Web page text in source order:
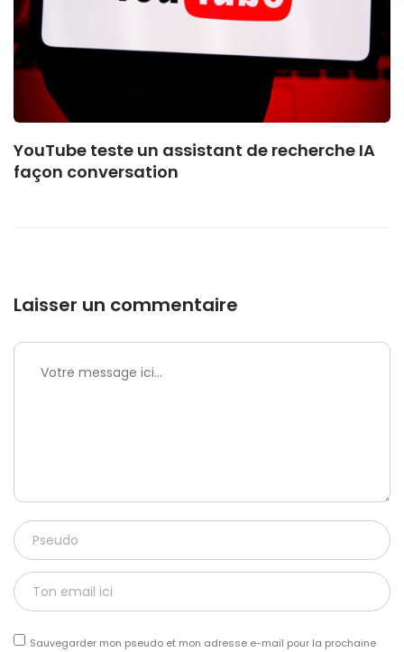
YouTube teste un assistant de recherche IA
façon conversation
Laisser un commentaire
Sauvegarder mon pseudo et mon adresse e-mail pour la prochaine